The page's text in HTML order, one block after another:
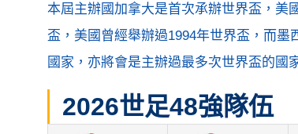
本屆主辦國加拿大是首次承辦世界盃，美
盃，美國曾經舉辦過1994年世界盃，而
國家，亦將會是主辦過最多次世界盃的國
2026世足48強隊伍